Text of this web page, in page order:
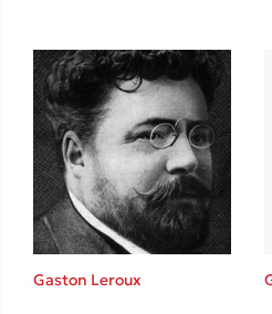
Gaston Leroux